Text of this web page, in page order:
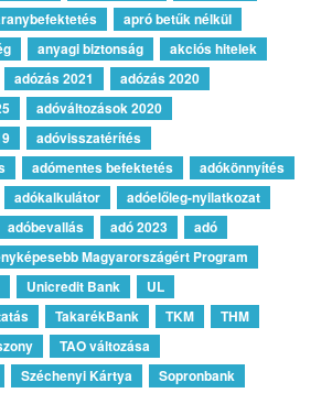
apró betűk nélkül
anyagi biztonság
akciós hitelek
adózás 2021
adózás 2020
adóváltozások 2020
adóvisszatérítés
adómentes befektetés
adókönnyítés
adókalkulátor
adóelőleg-nyilatkozat
adóbevallás adó 2023
adó
Magyarországért Program
Unicredit Bank
UL
TakarékBank TKM
THM
TAO változása
Széchenyi Kártya
Sopronbank